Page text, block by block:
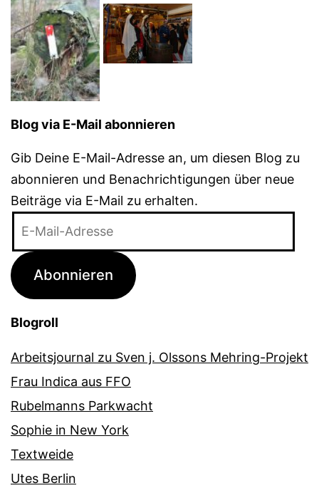
Blog via E-Mail abonnieren
Gib Deine E-Mail-Adresse an, um diesen Blog zu
abonnieren und Benachrichtigungen über neue
Beiträge via E-Mail zu erhalten.
Adresse
Abonnieren
Blogroll
Arbeitsjournal zu Sven j. Olssons Mehring-Projekt
Frau Indica aus FFO
Rubelmanns Parkwacht
Sophie in New York
Textweide
Utes Berlin